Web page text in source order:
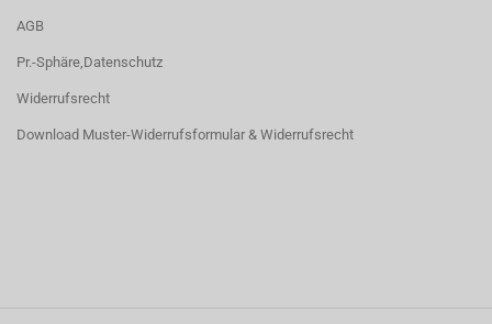
AGB
Pr.-Sphäre,Datenschutz
Widerrufsrecht
Download Muster-Widerrufsformular & Widerrufsrecht